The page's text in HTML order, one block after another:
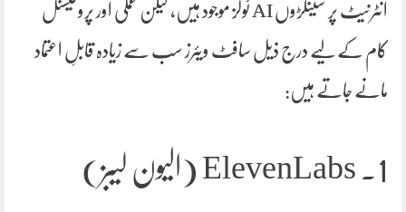
انٹرنیٹ پر سینکڑوں AI ٹولز موجود ہیں، لیکن عملی اور پروفیشنل
کام کے لیے درج ذیل سافٹ ویئرز سب سے زیادہ قابلِ اعتماد
مانے جاتے ہیں:
1. ElevenLabs (الیون لیبز)